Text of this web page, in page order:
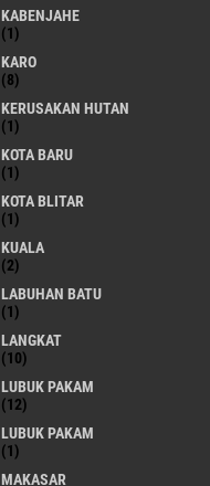
KABENJAHE
(1)
KARO
(8)
KERUSAKAN HUTAN
(1)
KOTA BARU
(1)
KOTA BLITAR
(1)
KUALA
(2)
LABUHAN BATU
(1)
LANGKAT
(10)
LUBUK PAKAM
(12)
LUBUK PAKAM
(1)
MAKASAR